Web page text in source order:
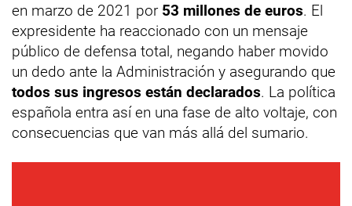
en marzo de 2021 por 53 millones de euros. El
expresidente ha reaccionado con un mensaje
público de defensa total, negando haber movido
un dedo ante la Administración y asegurando que
todos sus ingresos están declarados. La política
española entra así en una fase de alto voltaje, con
consecuencias que van más allá del sumario.